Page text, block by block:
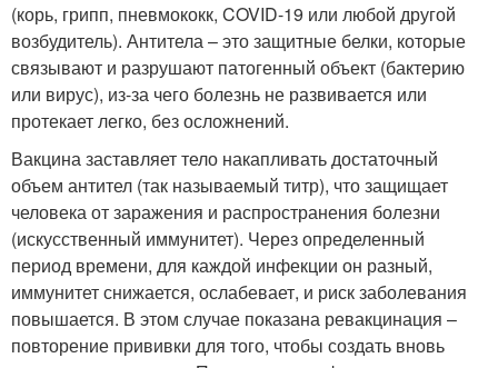
(корь, грипп, пневмококк, COVID-19 или любой другой
возбудитель). Антитела – это защитные белки, которые
связывают и разрушают патогенный объект (бактерию
или вирус), из-за чего болезнь не развивается или
протекает легко, без осложнений.
Вакцина заставляет тело накапливать достаточный
объем антител (так называемый титр), что защищает
человека от заражения и распространения болезни
(искусственный иммунитет). Через определенный
период времени, для каждой инфекции он разный,
иммунитет снижается, ослабевает, и риск заболевания
повышается. В этом случае показана ревакцинация –
повторение прививки для того, чтобы создать вновь